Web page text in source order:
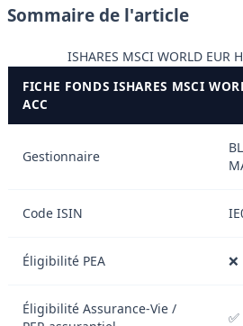
Sommaire de l'article
ISHARES MSCI WORLD EUR
FICHE FONDS ISHARES MSCI
ACC
Gestionnaire
Code ISIN
Éligibilité PEA ❌
Éligibilité Assurance-Vie /
✅